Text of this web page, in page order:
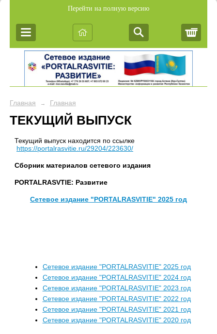
Перейти на полную версию
Главная → Главная
ТЕКУЩИЙ ВЫПУСК
Текущий выпуск находится по ссылке
https://portalrasvitie.ru/29204/223630/
Сборник материалов сетевого издания
PORTALRASVTIE: Развитие
Сетевое издание "PORTALRASVITIE" 2025 год
Сетевое издание "PORTALRASVITIE" 2025 год
Сетевое издание "PORTALRASVITIE" 2024 год
Сетевое издание "PORTALRASVITIE" 2023 год
Сетевое издание "PORTALRASVITIE" 2022 год
Сетевое издание "PORTALRASVITIE" 2021 год
Сетевое издание "PORTALRASVITIE" 2020 год